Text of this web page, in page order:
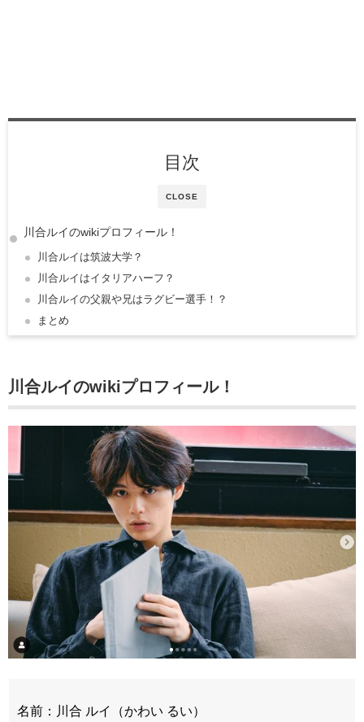
CLOSE
目次
川合ルイのwikiプロフィール！
川合ルイは筑波大学？
川合ルイはイタリアハーフ？
川合ルイの父親や兄はラグビー選手！？
まとめ
川合ルイのwikiプロフィール！
名前：川合 ルイ（かわい るい）